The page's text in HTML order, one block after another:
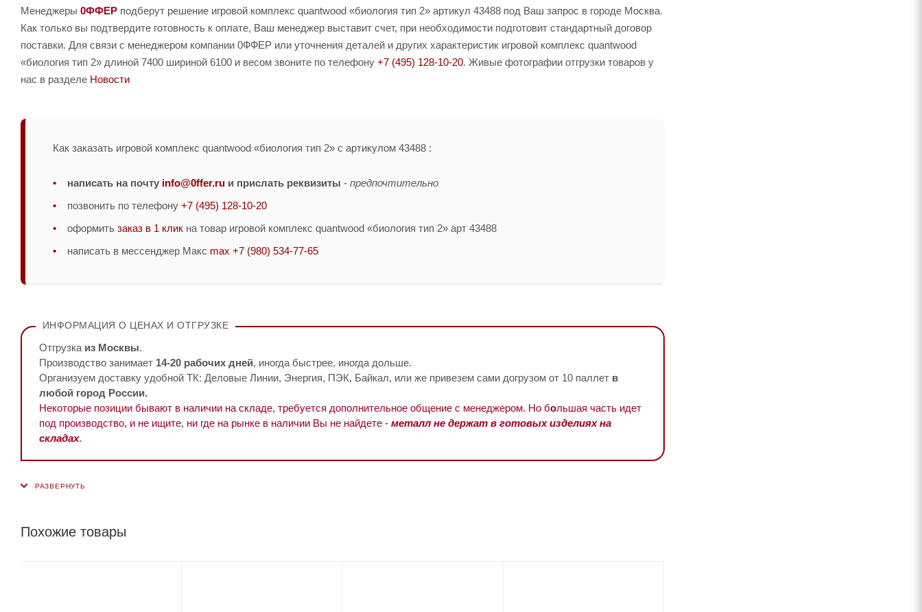
Менеджеры 0ФФЕР подберут решение игровой комплекс quantwood «биология тип 2» артикул 43488 под Ваш запрос в городе Москва.
Как только вы подтвердите готовность к оплате, Ваш менеджер выставит счет, при необходимости подготовит стандартный договор
поставки. Для связи с менеджером компании 0ФФЕР или уточнения деталей и других характеристик игровой комплекс quantwood
«биология тип 2» длиной 7400 шириной 6100 и весом звоните по телефону +7 (495) 128-10-20. Живые фотографии отгрузки товаров у
нас в разделе Новости
Как заказать игровой комплекс quantwood «биология тип 2» с артикулом 43488 :
написать на почту info@0ffer.ru и прислать реквизиты - предпочтительно
позвонить по телефону +7 (495) 128-10-20
оформить заказ в 1 клик на товар игровой комплекс quantwood «биология тип 2» арт 43488
написать в мессенджер Макс max +7 (980) 534-77-65
ИНФОРМАЦИЯ О ЦЕНАХ И ОТГРУЗКЕ
Отгрузка из Москвы.
Производство занимает 14-20 рабочих дней, иногда быстрее, иногда дольше.
Организуем доставку удобной ТК: Деловые Линии, Энергия, ПЭК, Байкал, или же привезем сами догрузом от 10 паллет в
любой город России.
Некоторые позиции бывают в наличии на складе, требуется дополнительное общение с менеджером. Но большая часть идет
под производство, и не ищите, ни где на рынке в наличии Вы не найдете - металл не держат в готовых изделиях на
складах.
Похожие товары